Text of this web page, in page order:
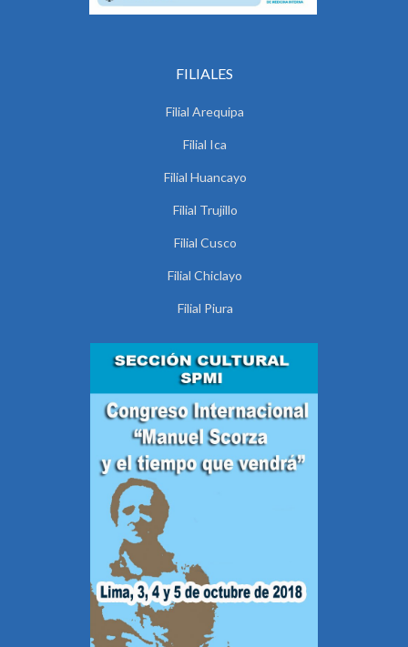
FILIALES
Filial Arequipa
Filial Ica
Filial Huancayo
Filial Trujillo
Filial Cusco
Filial Chiclayo
Filial Piura